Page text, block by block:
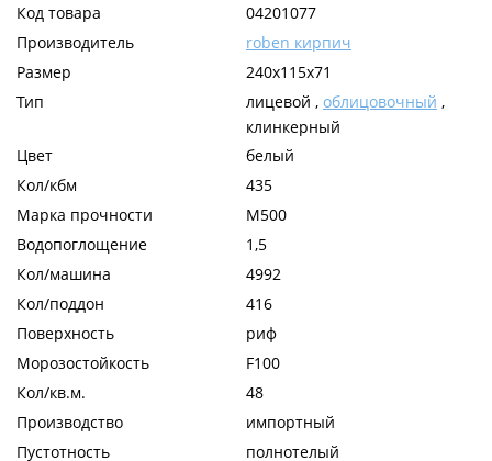
Код товара
04201077
Производитель
roben кирпич
Размер
240x115x71
Тип
лицевой , облицовочный ,
клинкерный
Цвет
белый
Кол/кбм
435
Марка прочности
М500
Водопоглощение
1,5
Кол/машина
4992
Кол/поддон
416
Поверхность
риф
Морозостойкость
F100
Кол/кв.м.
48
Производство
импортный
Пустотность
полнотелый